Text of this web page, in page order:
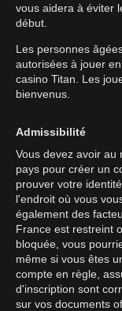
vous aidera à éviter
début.
Les personnes
autorisées à jouer
casino Titan. Les
bienvenus.
Admissibilité
Vous devez avoir au
pays pour créer un
prouver votre
l'endroit où vous
également des
France est restreint
bloquée, vous
même si vous êtes
compte en règle,
d'inscription sont
sur vos documents